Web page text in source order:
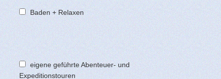
Baden + Relaxen
eigene geführte Abenteuer- und
Expeditionstouren